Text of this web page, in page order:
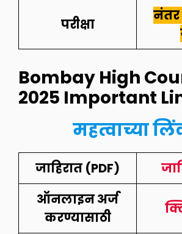
परीक्षा
Bombay High
2025 Important
महत्वाच्या
जाहिरात (PDF)
ऑनलाइन अर्ज
करण्यासाठी